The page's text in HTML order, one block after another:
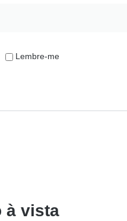
Lembre-me
à vista